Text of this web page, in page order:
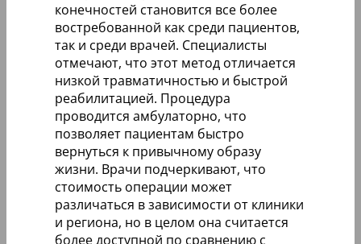
конечностей становится все более
востребованной как среди пациентов,
так и среди врачей. Специалисты
отмечают, что этот метод отличается
низкой травматичностью и быстрой
реабилитацией. Процедура
проводится амбулаторно, что
позволяет пациентам быстро
вернуться к привычному образу
жизни. Врачи подчеркивают, что
стоимость операции может
различаться в зависимости от клиники
и региона, но в целом она считается
более доступной по сравнению с